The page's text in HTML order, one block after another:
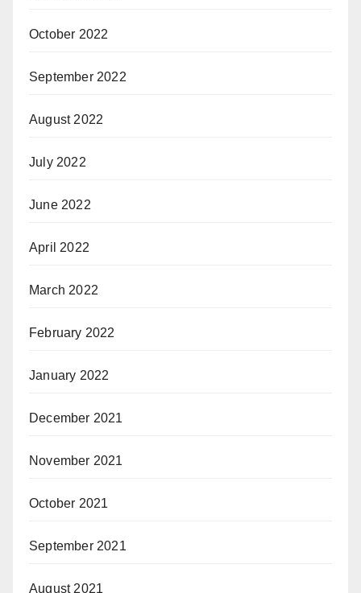
October 2022
September 2022
August 2022
July 2022
June 2022
April 2022
March 2022
February 2022
January 2022
December 2021
November 2021
October 2021
September 2021
August 2021